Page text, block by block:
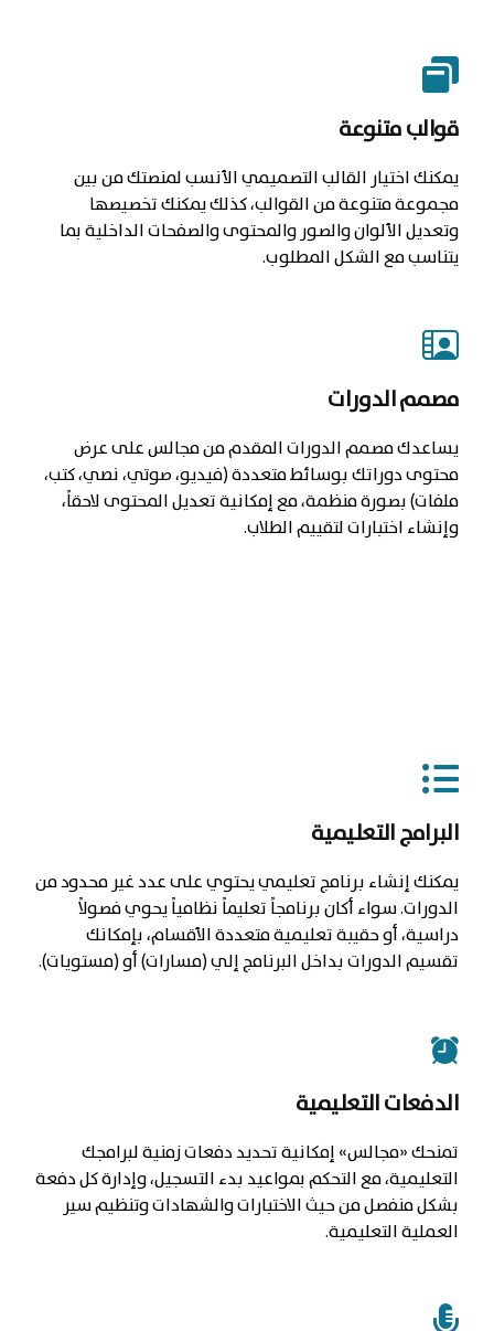
قوالب متنوعة
يمكنك اختيار القالب التصميمي الأنسب لمنصتك من بين
مجموعة متنوعة من القوالب، كذلك يمكنك تخصيصها
وتعديل الألوان والصور والمحتوى والصفحات الداخلية بما
يتناسب مع الشكل المطلوب.
مصمم الدورات
يساعدك مصمم الدورات المقدم من مجالس على عرض
محتوى دوراتك بوسائط متعددة (فيديو، صوتي، نصي، كتب،
ملفات) بصورة منظمة، مع إمكانية تعديل المحتوى لاحقاً،
وإنشاء اختبارات لتقييم الطلاب.
البرامج التعليمية
يمكنك إنشاء برنامج تعليمي يحتوي على عدد غير محدود من
الدورات. سواء أكان برنامجاً تعليماً نظامياً يحوي فصولاً
دراسية، أو حقيبة تعليمية متعددة الأقسام، بإمكانك
تقسيم الدورات بداخل البرنامج إلي (مسارات) أو (مستويات).
الدفعات التعليمية
تمنحك «مجالس» إمكانية تحديد دفعات زمنية لبرامجك
التعليمية، مع التحكم بمواعيد بدء التسجيل، وإدارة كل دفعة
بشكل منفصل من حيث الاختبارات والشهادات وتنظيم سير
العملية التعليمية.